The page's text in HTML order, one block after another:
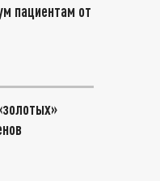
пациентам от